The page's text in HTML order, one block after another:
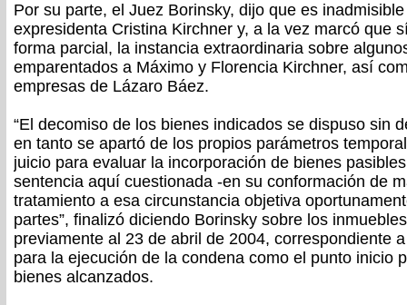
Por su parte, el Juez Borinsky, dijo que es
expresidenta Cristina Kirchner y, a la vez marcó que
forma parcial, la instancia extraordinaria sobre
emparentados a Máximo y Florencia Kirchner, así
empresas de Lázaro Báez.
“El decomiso de los bienes indicados se dispuso sin
en tanto se apartó de los propios parámetros
juicio para evaluar la incorporación de bienes
sentencia aquí cuestionada -en su conformación de
tratamiento a esa circunstancia objetiva
partes”, finalizó diciendo Borinsky sobre los
previamente al 23 de abril de 2004, correspondiente
para la ejecución de la condena como el punto inicio
bienes alcanzados.